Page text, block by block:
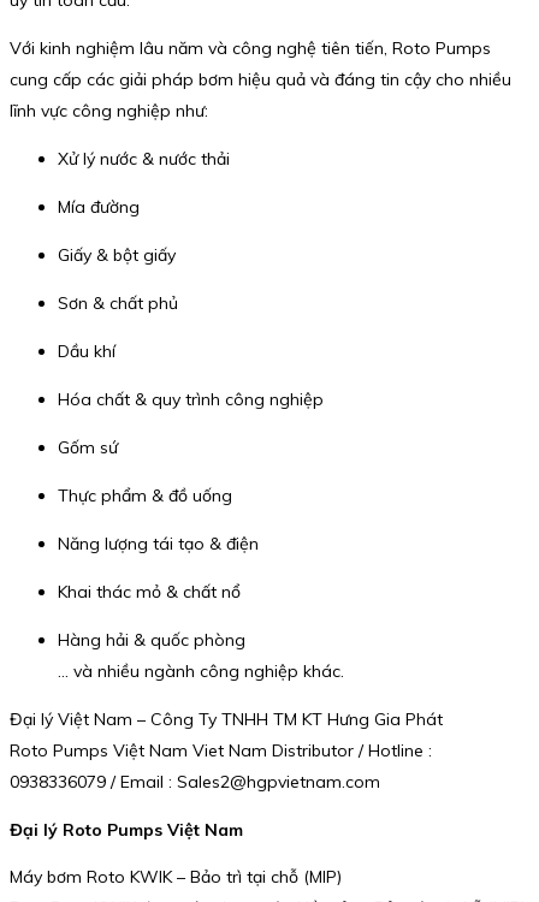
Với kinh nghiệm lâu năm và công nghệ tiên tiến, Roto Pumps
cung cấp các giải pháp bơm hiệu quả và đáng tin cậy cho nhiều
lĩnh vực công nghiệp như:
Xử lý nước & nước thải
Mía đường
Giấy & bột giấy
Sơn & chất phủ
Dầu khí
Hóa chất & quy trình công nghiệp
Gốm sứ
Thực phẩm & đồ uống
Năng lượng tái tạo & điện
Khai thác mỏ & chất nổ
Hàng hải & quốc phòng
… và nhiều ngành công nghiệp khác.
Đại lý Việt Nam – Công Ty TNHH TM KT Hưng Gia Phát
Roto Pumps Việt Nam Viet Nam Distributor / Hotline :
0938336079 / Email : Sales2@hgpvietnam.com
Đại lý Roto Pumps Việt Nam
Máy bơm Roto KWIK – Bảo trì tại chỗ (MIP)